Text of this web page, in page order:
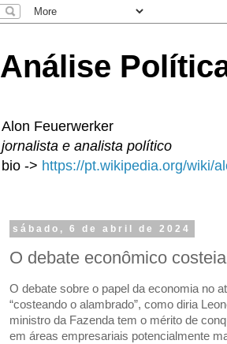
Análise
Alon Feuerwerker
jornalista e analista político
bio -> https://pt.wikipedia.org/wiki/
sábado, 6 de abril de 2024
O debate econômico
O debate sobre o papel da economia no
“costeando o alambrado”, como diria
ministro da Fazenda tem o mérito de
em áreas empresariais potencialmente